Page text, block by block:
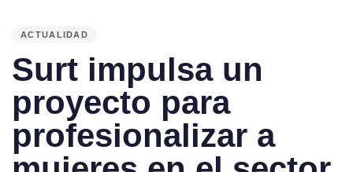
ACTUALIDAD
Surt impulsa un
proyecto para
profesionalizar a